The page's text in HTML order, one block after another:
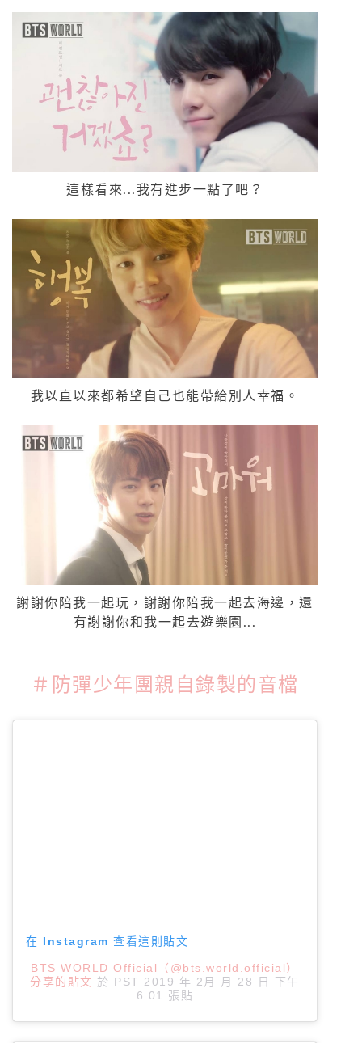
這樣看來...我有進步一點了吧？
我以直以來都希望自己也能帶給別人幸福。
謝謝你陪我一起玩，謝謝你陪我一起去海邊，還
有謝謝你和我一起去遊樂園 ...
＃防彈少年團親自錄製的音檔
在 Instagram 查看這則貼文
BTS WORLD Official（@bts.world.official）
分享的貼文 於 PST 2019 年 2月 月 28 日 下午
6:01 張貼